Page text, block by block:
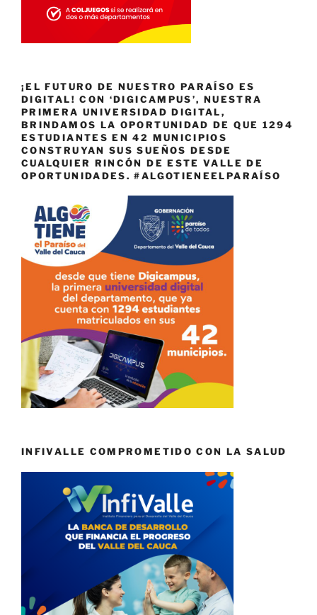
¡EL FUTURO DE NUESTRO PARAÍSO ES
DIGITAL! CON ‘DIGICAMPUS’, NUESTRA
PRIMERA UNIVERSIDAD DIGITAL,
BRINDAMOS LA OPORTUNIDAD DE QUE 1294
ESTUDIANTES EN 42 MUNICIPIOS
CONSTRUYAN SUS SUEÑOS DESDE
CUALQUIER RINCÓN DE ESTE VALLE DE
OPORTUNIDADES. #ALGOTIENEELPARAÍSO
INFIVALLE COMPROMETIDO CON LA SALUD